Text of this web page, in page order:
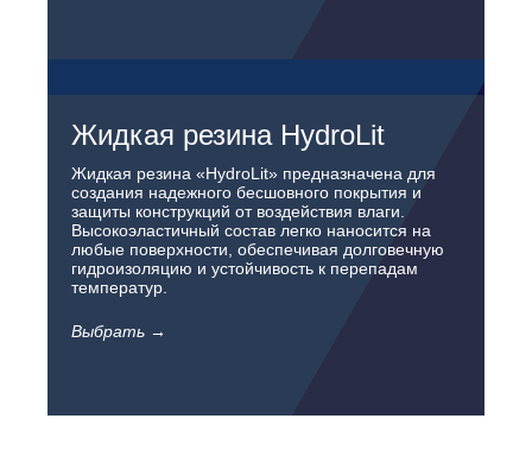
Жидкая резина HydroLit
Жидкая резина «HydroLit» предназначена для
создания надежного бесшовного покрытия и
защиты конструкций от воздействия влаги.
Высокоэластичный состав легко наносится на
любые поверхности, обеспечивая долговечную
гидроизоляцию и устойчивость к перепадам
температур.
Выбрать →